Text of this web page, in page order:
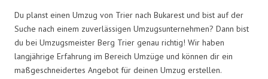
Du planst einen Umzug von Trier nach Bukarest und bist auf der
Suche nach einem zuverlässigen Umzugsunternehmen? Dann bist
du bei Umzugsmeister Berg Trier genau richtig! Wir haben
langjährige Erfahrung im Bereich Umzüge und können dir ein
maßgeschneidertes Angebot für deinen Umzug erstellen.